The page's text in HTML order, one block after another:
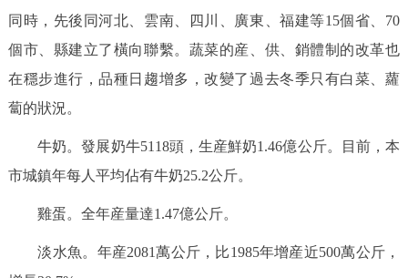
同時，先後同河北、雲南、四川、廣東、福建等15個省、70
個市、縣建立了橫向聯繫。蔬菜的産、供、銷體制的改革也
在穩步進行，品種日趨增多，改變了過去冬季只有白菜、蘿
蔔的狀況。
牛奶。發展奶牛5118頭，生産鮮奶1.46億公斤。目前，本
市城鎮年每人平均佔有牛奶25.2公斤。
雞蛋。全年産量達1.47億公斤。
淡水魚。年産2081萬公斤，比1985年增産近500萬公斤，